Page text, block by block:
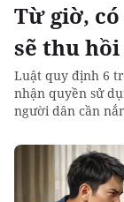
Từ giờ,
sẽ thu hồi
Luật quy định 6
nhận quyền sử
người dân cần